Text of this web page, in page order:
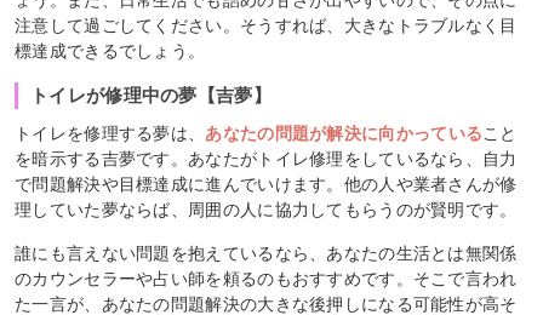
注意して過ごしてください。そうすれば、大きなトラブルなく目
標達成できるでしょう。
トイレが修理中の夢【吉夢】
トイレを修理する夢は、 あなたの問題が解決に向かっていること
を暗示する吉夢です。あなたがトイレ修理をしているなら、自力
で問題解決や目標達成に進んでいけます。他の人や業者さんが修
理していた夢ならば、周囲の人に協力してもらうのが賢明です。
誰にも言えない問題を抱えているなら、あなたの生活とは無関係
のカウンセラーや占い師を頼るのもおすすめです。そこで言われ
た一言が、あなたの問題解決の大きな後押しになる可能性が高そ